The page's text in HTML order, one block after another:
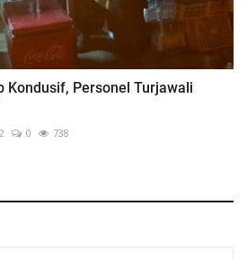
Kondusif, Personel Turjawali
0 738